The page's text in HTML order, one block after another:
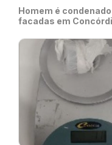
Homem é
facadas em